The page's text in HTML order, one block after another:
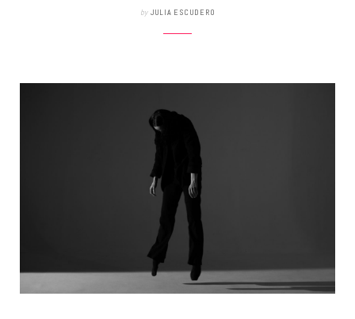
by JULIA ESCUDERO